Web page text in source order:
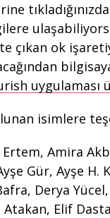
çıkan ok
uygulaması
isimlere
Amira
Gür, Ayşe
Derya
Atakan, Elif